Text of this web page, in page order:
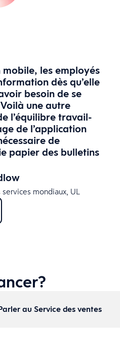
les employés
dès qu’elle
besoin de se
une autre
l’équilibre travail-
de l’application
de
papier des bulletins
mondiaux, UL
au Service des ventes